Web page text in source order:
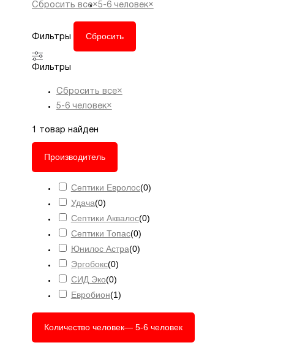
Сбросить все×5-6 человек×
Фильтры Сбросить
Фильтры
Сбросить все×
5-6 человек×
1 товар найден
Производитель
Септики Евролос(0)
Удача(0)
Септики Аквалос(0)
Септики Топас(0)
Юнилос Астра(0)
Эргобокс(0)
СИД Эко(0)
Евробион(1)
Количество человек— 5-6 человек